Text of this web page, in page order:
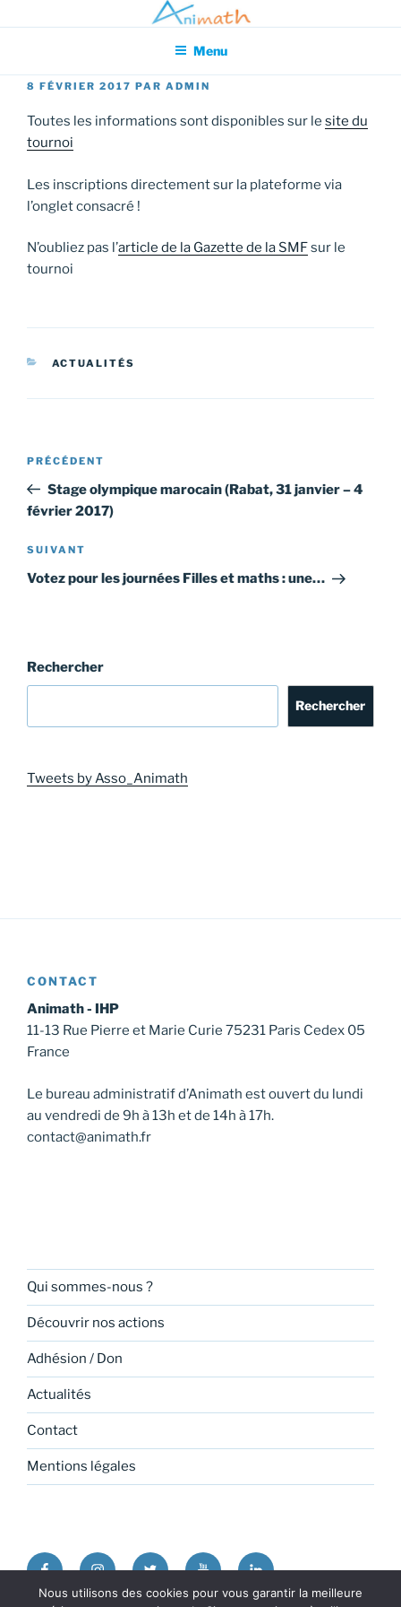
au
principal
Association pour l'Animation en Mathématiques
Menu
PUBLIÉ
8 FÉVRIER 2017 PAR ADMIN
Toutes les informations sont disponibles sur le site du
tournoi
Les inscriptions directement sur la plateforme via
l’onglet consacré !
N’oubliez pas l’article de la Gazette de la SMFsur le
tournoi
CATÉGORIES
ACTUALITÉS
Navigation
l’article
Article
précédent
PRÉCÉDENT
Stage olympique marocain (Rabat, 31 janvier – 4
février 2017)
Article
suivant
SUIVANT
Votez pour les journées Filles et maths : une…
Rechercher
Rechercher
Tweets by Asso_Animath
CONTACT
Animath - IHP
11-13 Rue Pierre et Marie Curie 75231 Paris Cedex 05
France
Le bureau administratif d’Animath est ouvert du lundi
au vendredi de 9h à 13h et de 14h à 17h.
contact@animath.fr
Qui sommes-nous ?
Découvrir nos actions
Adhésion / Don
Actualités
Contact
Mentions légales
FacebookInstagramTwitter YoutubeLinkedin
Nous utilisons des cookies pour vous garantir la meilleure